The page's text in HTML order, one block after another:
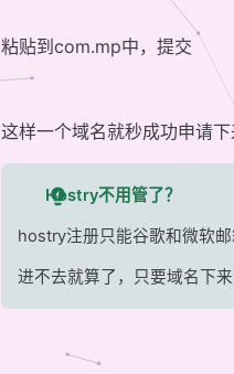
粘贴到com.mp中，提交
这样一个域名就秒成功申请下
Hostry不用管了？
hostry注册只能谷歌和微软
进不去就算了，只要域名下